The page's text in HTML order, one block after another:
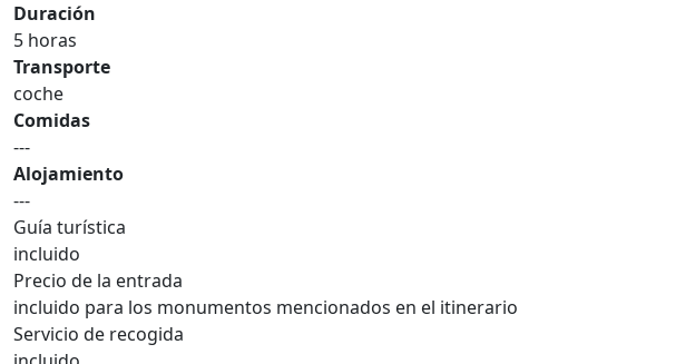
Duración
5 horas
Transporte
coche
Comidas
---
Alojamiento
---
Guía turística
incluido
Precio de la entrada
incluido para los monumentos mencionados en el itinerario
Servicio de recogida